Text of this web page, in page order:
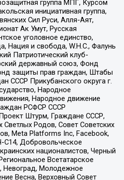
группа МПГ, Курсом
инициативная группа,
Сил Руси, Алля-Аят,
Ак Умут, Русская
уголовное единство,
Нация и свобода, W.H.С., Фалунь
Патриотический клуб-
державный союз, Фонд
защиты прав граждан, Штабы
СССР Прикубанского округа г.
Народное
Народное движение
РСФСР СССР
Штурм, Граждане СССР,
Родов, Совет Советских
Meta Platforms Inc, Facebook,
С14, Добровольческое
националистов, Черный
Всетатарское
Невоград, Молодежное
Весна, Верховный Совет